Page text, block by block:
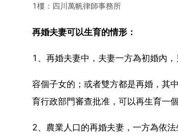
1樓：四川萬帆律師事務所
再婚夫妻可以生育的情形：
1、再婚夫妻中，夫妻一方為初婚內
容個子女的；或者雙方都是再婚，其
育行政部門審查批准，可以再生育一個
2、農業人口的再婚夫妻，一方為依